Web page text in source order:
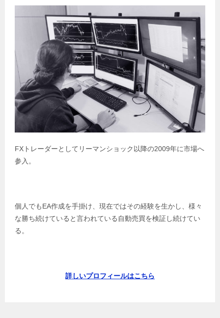
FXトレーダーとしてリーマンショック以降の2009年に市場へ
参入。
個人でもEA作成を手掛け、現在ではその経験を生かし、様々
な勝ち続けていると言われている自動売買を検証し続けてい
る。
詳しいプロフィールはこちら